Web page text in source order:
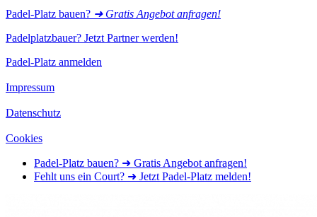
Padel-Platz bauen? ➜ Gratis Angebot anfragen!
Padelplatzbauer? Jetzt Partner werden!
Padel-Platz anmelden
Impressum
Datenschutz
Cookies
Padel-Platz bauen? ➜ Gratis Angebot anfragen!
Fehlt uns ein Court? ➜ Jetzt Padel-Platz melden!